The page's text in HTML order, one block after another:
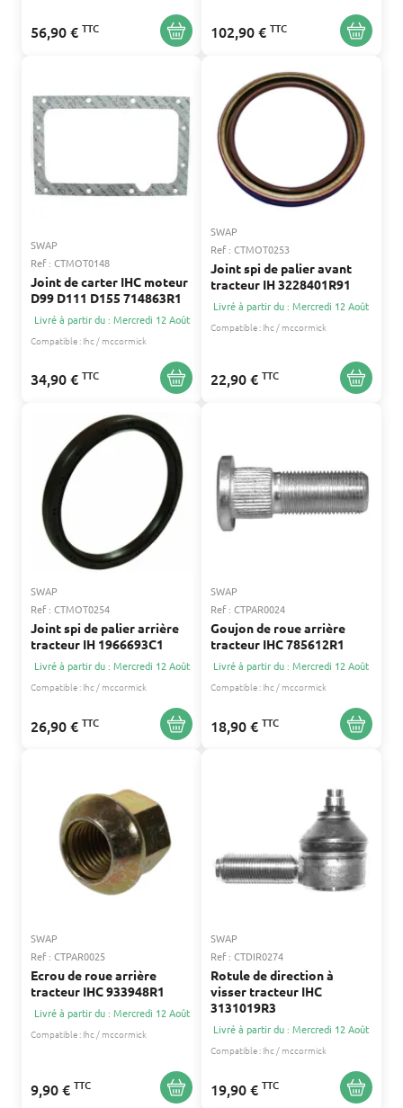
56,90 € TTC 102,90 € TTC
SWAP
Ref : CTMOT0148
Joint de carter IHC moteur
D99 D111 D155 714863R1
Livré à partir du : Mercredi 12 Août
Compatible : Ihc / mccormick
34,90 € TTC
SWAP
Ref : CTMOT0253
Joint spi de palier avant
tracteur IH 3228401R91
Livré à partir du : Mercredi 12 Août
Compatible : Ihc / mccormick
22,90 € TTC
SWAP
Ref : CTMOT0254
Joint spi de palier arrière
tracteur IH 1966693C1
Livré à partir du : Mercredi 12 Août
Compatible : Ihc / mccormick
26,90 € TTC
SWAP
Ref : CTPAR0024
Goujon de roue arrière
tracteur IHC 785612R1
Livré à partir du : Mercredi 12 Août
Compatible : Ihc / mccormick
18,90 € TTC
SWAP
Ref : CTPAR0025
Ecrou de roue arrière
tracteur IHC 933948R1
Livré à partir du : Mercredi 12 Août
Compatible : Ihc / mccormick
9,90 € TTC
SWAP
Ref : CTDIR0274
Rotule de direction à
visser tracteur IHC
3131019R3
Livré à partir du : Mercredi 12 Août
Compatible : Ihc / mccormick
19,90 € TTC